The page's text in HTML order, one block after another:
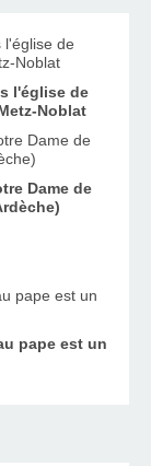
l'église de
Noblat
Dame de
pape est un